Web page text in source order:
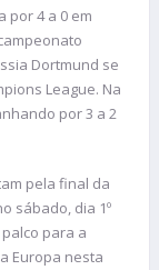
por 4 a 0 em
Dortmund se
League. Na
por 3 a 2
pela final da
sábado, dia 1º
para a
Europa nesta